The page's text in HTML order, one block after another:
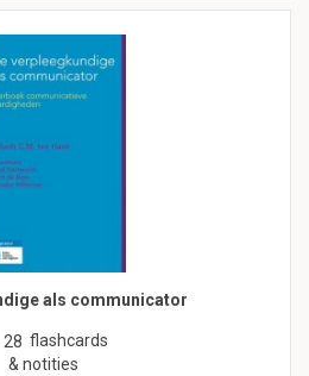
als communicator
28 flashcards
& notities